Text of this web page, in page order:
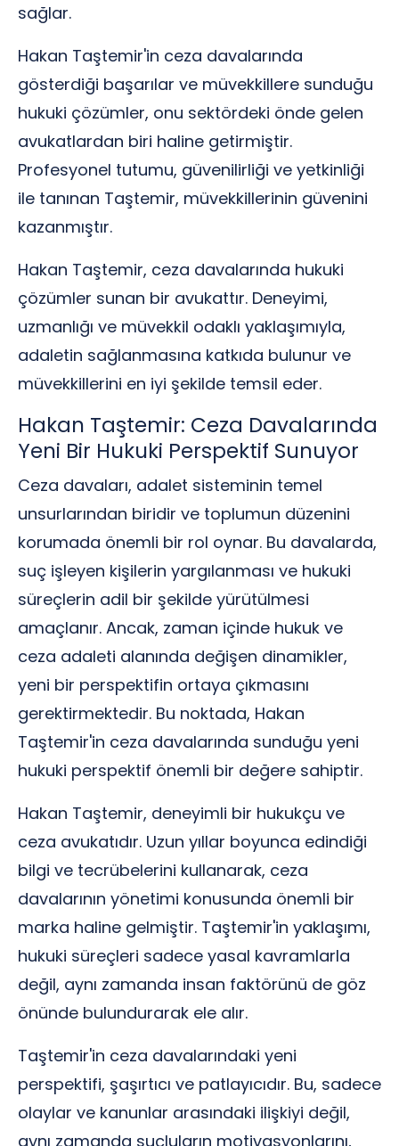
sağlar.
Hakan Taştemir'in ceza davalarında
gösterdiği başarılar ve müvekkillere sunduğu
hukuki çözümler, onu sektördeki önde gelen
avukatlardan biri haline getirmiştir.
Profesyonel tutumu, güvenilirliği ve yetkinliği
ile tanınan Taştemir, müvekkillerinin güvenini
kazanmıştır.
Hakan Taştemir, ceza davalarında hukuki
çözümler sunan bir avukattır. Deneyimi,
uzmanlığı ve müvekkil odaklı yaklaşımıyla,
adaletin sağlanmasına katkıda bulunur ve
müvekkillerini en iyi şekilde temsil eder.
Hakan Taştemir: Ceza Davalarında
Yeni Bir Hukuki Perspektif Sunuyor
Ceza davaları, adalet sisteminin temel
unsurlarından biridir ve toplumun düzenini
korumada önemli bir rol oynar. Bu davalarda,
suç işleyen kişilerin yargılanması ve hukuki
süreçlerin adil bir şekilde yürütülmesi
amaçlanır. Ancak, zaman içinde hukuk ve
ceza adaleti alanında değişen dinamikler,
yeni bir perspektifin ortaya çıkmasını
gerektirmektedir. Bu noktada, Hakan
Taştemir'in ceza davalarında sunduğu yeni
hukuki perspektif önemli bir değere sahiptir.
Hakan Taştemir, deneyimli bir hukukçu ve
ceza avukatıdır. Uzun yıllar boyunca edindiği
bilgi ve tecrübelerini kullanarak, ceza
davalarının yönetimi konusunda önemli bir
marka haline gelmiştir. Taştemir'in yaklaşımı,
hukuki süreçleri sadece yasal kavramlarla
değil, aynı zamanda insan faktörünü de göz
önünde bulundurarak ele alır.
Taştemir'in ceza davalarındaki yeni
perspektifi, şaşırtıcı ve patlayıcıdır. Bu, sadece
olaylar ve kanunlar arasındaki ilişkiyi değil,
aynı zamanda suçluların motivasyonlarını,